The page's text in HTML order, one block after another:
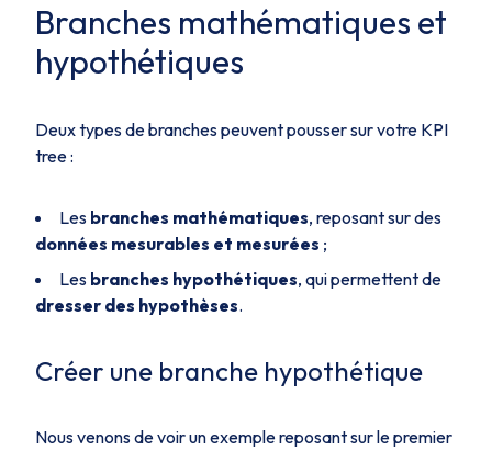
Branches mathématiques et
hypothétiques
Deux types de branches peuvent pousser sur votre KPI
tree :
Les branches mathématiques, reposant sur des
données mesurables et mesurées ;
Les branches hypothétiques, qui permettent de
dresser des hypothèses.
Créer une branche hypothétique
Nous venons de voir un exemple reposant sur le premier